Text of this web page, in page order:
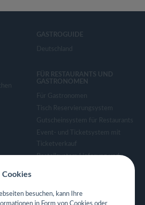
GASTROGUIDE
Deutschland
FÜR RESTAURANTS UND
GASTRONOMEN
Für Gastronomen
Tisch Reservierungsystem
Gutscheinsystem für Restaurants
Event- und Ticketsystem mit
Ticketverkauf
Bestellsystem Lieferung und
Eigene App für Restaurant
besuchen, kann Ihre